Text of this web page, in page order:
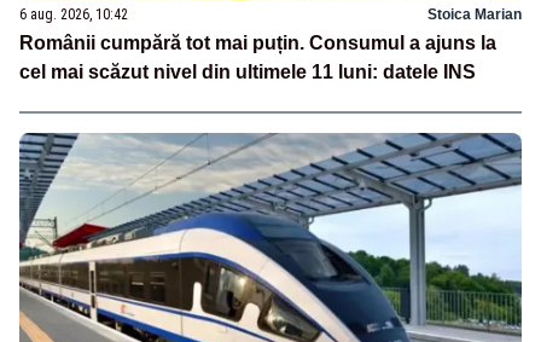
6 aug. 2026, 10:42 Stoica Marian
Românii cumpără tot mai puțin. Consumul a ajuns la
cel mai scăzut nivel din ultimele 11 luni: datele INS